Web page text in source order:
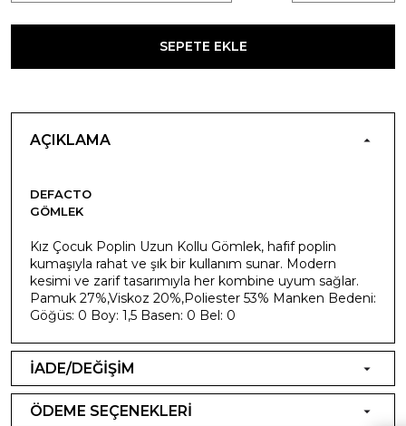
SEPETE EKLE
AÇIKLAMA
DEFACTO
GÖMLEK
Kız Çocuk Poplin Uzun Kollu Gömlek, hafif poplin
kumaşıyla rahat ve şık bir kullanım sunar. Modern
kesimi ve zarif tasarımıyla her kombine uyum sağlar.
Pamuk 27%,Viskoz 20%,Poliester 53% Manken Bedeni:
Göğüs: 0 Boy: 1,5 Basen: 0 Bel: 0
İADE/DEĞİŞİM
ÖDEME SEÇENEKLERİ